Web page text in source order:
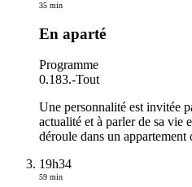
35 min
En aparté
Programme
0.183.-Tout
Une personnalité est invitée
actualité et à parler de sa vie
déroule dans un appartement
19h34
59 min